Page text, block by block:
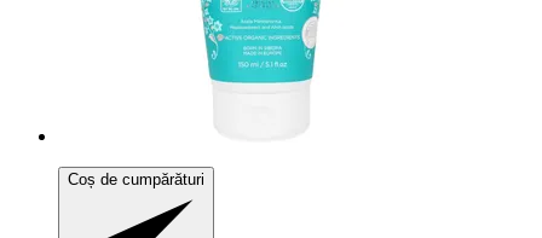
Coș de cumpărături